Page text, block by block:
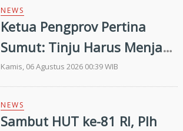
NEWS
Ketua Pengprov Pertina
Sumut: Tinju Harus Menjadi
Jalan Membangun Masa
Depan Generasi Muda
Kamis, 06 Agustus 2026 00:39 WIB
NEWS
Sambut HUT ke-81 RI, Plh